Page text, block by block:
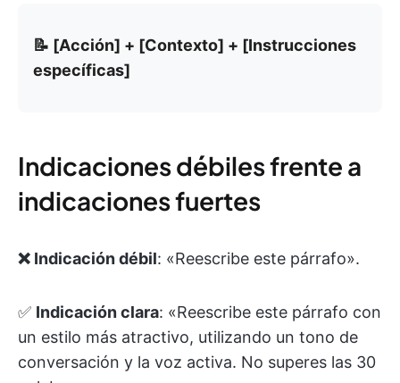
📝 [Acción] + [Contexto] + [Instrucciones
específicas]
Indicaciones débiles frente a
indicaciones fuertes
❌ Indicación débil: «Reescribe este párrafo».
✅ Indicación clara: «Reescribe este párrafo con
un estilo más atractivo, utilizando un tono de
conversación y la voz activa. No superes las 30